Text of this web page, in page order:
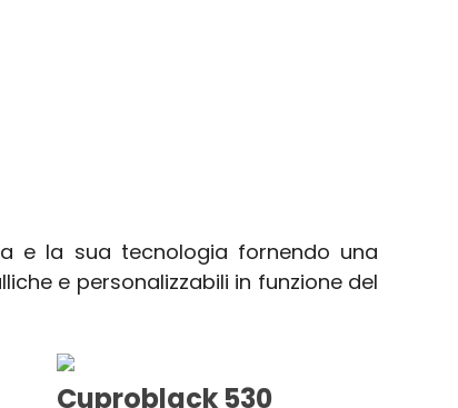
e la sua tecnologia fornendo una
e personalizzabili in funzione del
Cuproblack 530